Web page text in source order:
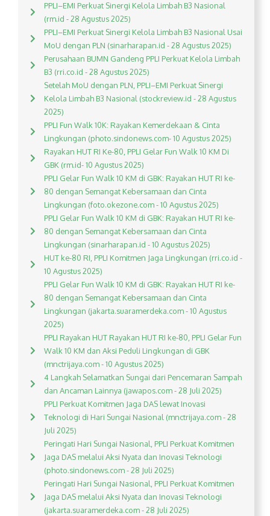
PPLI–EMI Perkuat Sinergi Kelola Limbah B3 Nasional
(rm.id - 28 Agustus 2025)
PPLI–EMI Perkuat Sinergi Kelola Limbah B3 Nasional Usai
MoU dengan PLN (sinarharapan.id - 28 Agustus 2025)
Perusahaan BUMN Gandeng PPLI Perkuat Kelola Limbah
B3 (rri.co.id - 28 Agustus 2025)
Setelah MoU dengan PLN, PPLI–EMI Perkuat Sinergi
Kelola Limbah B3 Nasional (stockreview.id - 28 Agustus
2025)
PPLI Fun Walk 10K: Rayakan Kemerdekaan & Cinta
Lingkungan (photo.sindonews.com- 10 Agustus 2025)
Rayakan HUT RI Ke-80, PPLI Gelar Fun Walk 10 KM Di
GBK (rm.id- 10 Agustus 2025)
PPLI Gelar Fun Walk 10 KM di GBK: Rayakan HUT RI ke-
80 dengan Semangat Kebersamaan dan Cinta
Lingkungan (foto.okezone.com - 10 Agustus 2025)
PPLI Gelar Fun Walk 10 KM di GBK: Rayakan HUT RI ke-
80 dengan Semangat Kebersamaan dan Cinta
Lingkungan (sinarharapan.id - 10 Agustus 2025)
HUT ke-80 RI, PPLI Komitmen Jaga Lingkungan (rri.co.id -
10 Agustus 2025)
PPLI Gelar Fun Walk 10 KM di GBK: Rayakan HUT RI ke-
80 dengan Semangat Kebersamaan dan Cinta
Lingkungan (jakarta.suaramerdeka.com - 10 Agustus
2025)
PPLI Rayakan HUT Rayakan HUT RI ke-80, PPLI Gelar Fun
Walk 10 KM dan Aksi Peduli Lingkungan di GBK
(mnctrijaya.com - 10 Agustus 2025)
4 Langkah Selamatkan Sungai dari Pencemaran Sampah
dan Ancaman Lainnya (jawapos.com - 28 Juli 2025)
PPLI Perkuat Komitmen Jaga DAS lewat Inovasi
Teknologi di Hari Sungai Nasional (mnctrijaya.com - 28
Juli 2025)
Peringati Hari Sungai Nasional, PPLI Perkuat Komitmen
Jaga DAS melalui Aksi Nyata dan Inovasi Teknologi
(photo.sindonews.com - 28 Juli 2025)
Peringati Hari Sungai Nasional, PPLI Perkuat Komitmen
Jaga DAS melalui Aksi Nyata dan Inovasi Teknologi
(jakarta.suaramerdeka.com - 28 Juli 2025)